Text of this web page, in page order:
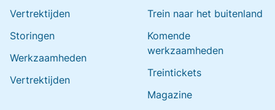
Vertrektijden
Storingen
Werkzaamheden
Vertrektijden
Trein naar het buitenland
Komende
werkzaamheden
Treintickets
Magazine